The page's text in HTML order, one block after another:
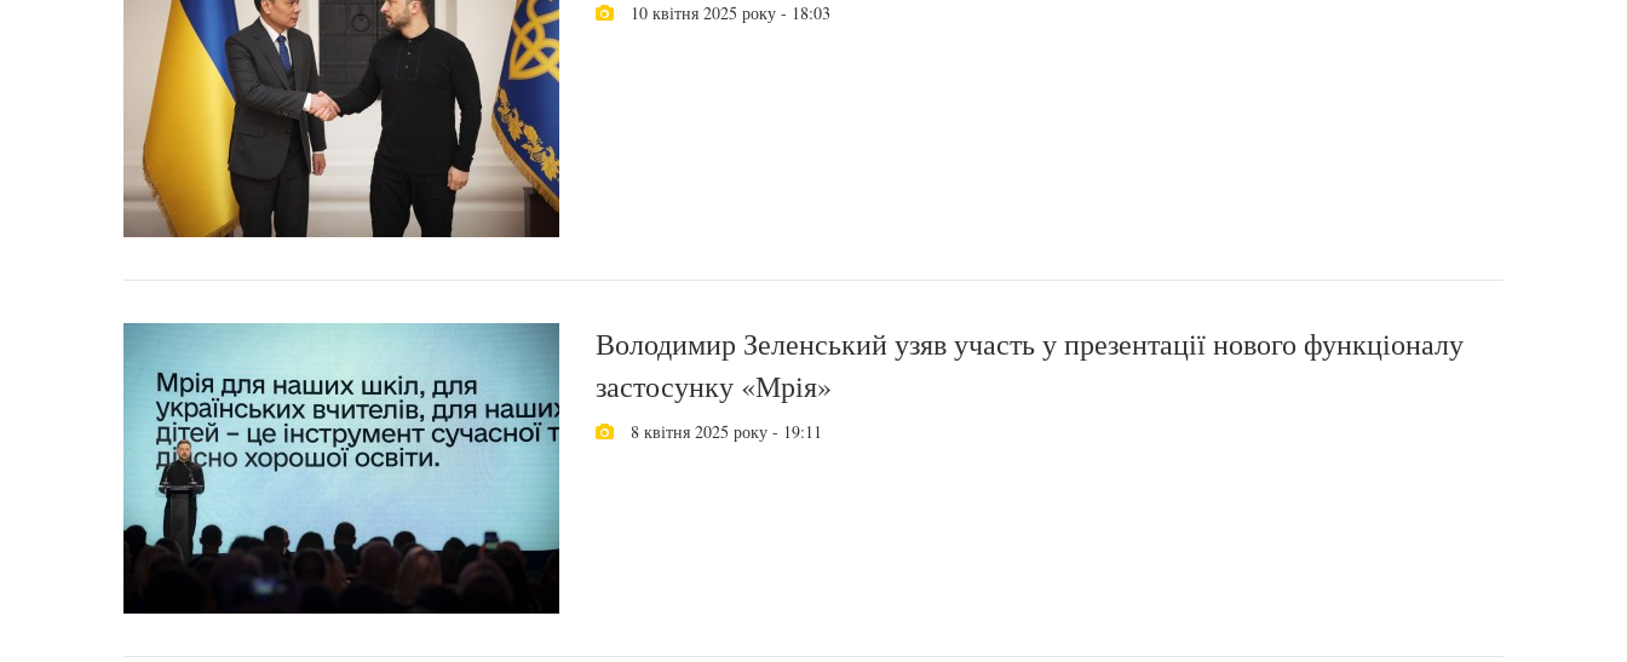
10 квітня 2025 року - 18:03
Володимир Зеленський узяв участь у презентації нового функціоналу
застосунку «Мрія»
8 квітня 2025 року - 19:11